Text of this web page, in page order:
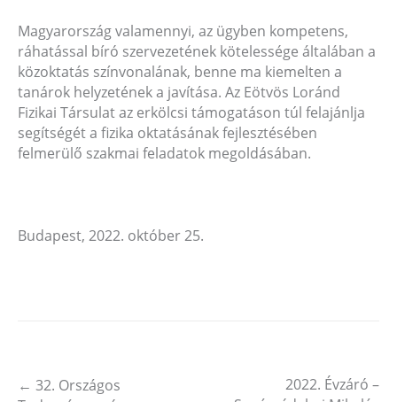
Magyarország valamennyi, az ügyben kompetens,
ráhatással bíró szervezetének kötelessége általában a
közoktatás színvonalának, benne ma kiemelten a
tanárok helyzetének a javítása. Az Eötvös Loránd
Fizikai Társulat az erkölcsi támogatáson túl felajánlja
segítségét a fizika oktatásának fejlesztésében
felmerülő szakmai feladatok megoldásában.
Budapest, 2022. október 25.
← 32. Országos
2022. Évzáró –